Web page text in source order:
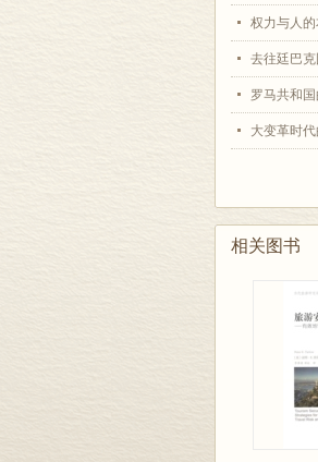
权力与人
去往廷巴
罗马共和
大变革时
相关图书